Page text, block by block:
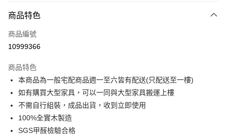
信用卡一次付款
信用卡分期付款
合作金庫商業銀行
華南商業銀行
彰化商業銀行
上海商業儲蓄銀行
台北富邦商業銀行
國泰世華商業銀行
兆豐國際商業銀行
臺灣中小企業銀行
匯豐（台灣）商業銀行
聯邦商業銀行
6 期 0 利率 每期
華南商業銀行
彰化商業銀行
上海商業儲蓄銀行
台北富邦商業銀行
國泰世華商業銀行
臺灣中小企業銀行
LINE Pay
Apple Pay
街口支付
商品特色
商品編號
10999366
商品特色
本商品為一般宅配商品週一至六皆有配送(只配送至一樓)
如有購買大型家具，可以一同與大型家具搬運上樓
不需自行組裝，成品出貨，收到立即使用
100%全實木製造
SGS甲醛檢驗合格